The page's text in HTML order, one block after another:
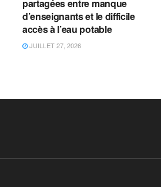
partagées entre manque
d’enseignants et le difficile
accès à l’eau potable
JUILLET 27, 2026